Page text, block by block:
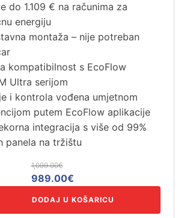
do 1.109 € na računima za
energiju
montaža – nije potreban
kompatibilnost s EcoFlow
Ultra serijom
i kontrola vođena umjetnom
putem EcoFlow aplikacije
integracija s više od 99%
panela na tržištu
1,099.00€
Izvorna
989.00€Trenutna
cijena
DODAJ U KOŠARICU